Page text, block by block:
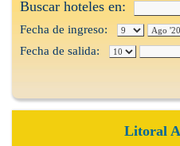
Buscar hoteles en:
Fecha de ingreso:
Fecha de salida:
Litoral